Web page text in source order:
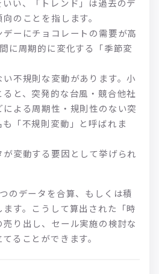
い、「トレンド」は過去のデ
のことを指します。
ーにチョコレートの需要が高
に周期的に変化する「季節変
不規則な変動があります。小
と、突発的な台風・競合他社
よる周期性・規則性のない突
「不規則変動」と呼ばれま
変動する要因として挙げられ
のデータを合算、もしくは積
す。こうして算出された「時
り出し、セール実施の検討な
ることができます。